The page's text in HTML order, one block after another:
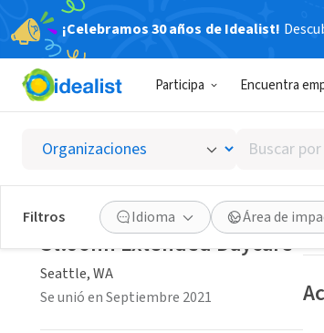
¡Celebramos 30 años de Idealist!
Participa Encuentra
Buscar
por
palabra
clave
o
interés
Filtros Idioma Área de
St.John Extended Daycare
Seattle, WA
Se unió en Septiembre 2021